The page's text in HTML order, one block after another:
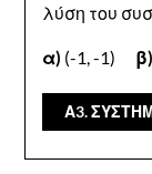
λύση του
α) (-1, -1) β)
Α3.